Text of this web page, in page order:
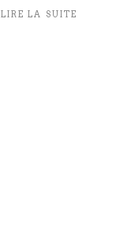
LIRE LA SUITE